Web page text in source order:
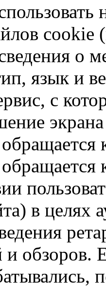
cookie
о
язык и
с
в целях
и обзоров.